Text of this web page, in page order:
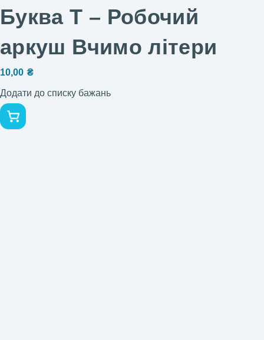
Буква Т – Робочий
аркуш Вчимо літери
10,00 ₴
Додати до списку бажань